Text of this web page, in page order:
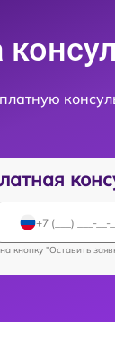
кнопку "Оставить